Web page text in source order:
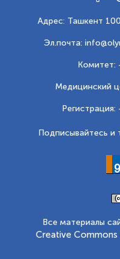
Адрес: Ташкент
Эл.почта:
Комитет:
Медицинский
Подписывайтесь и
Все материалы
Creative